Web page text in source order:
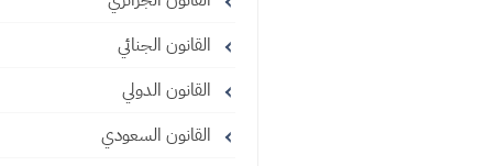
القانون الجنائي
القانون الدولي
القانون السعودي